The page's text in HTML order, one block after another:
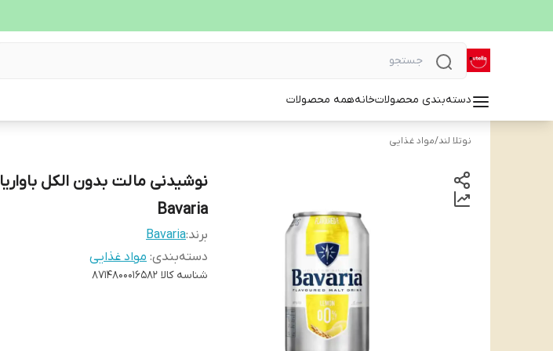
دسته‌بندی محصولاتخانههمه محصولات
نوتلا لند/مواد غذایی
Bavaria
برند:Bavaria
دسته‌بندی: مواد غذایی
شناسه کالا 8714800016582